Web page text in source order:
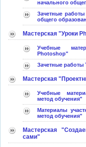
начального
Зачетные
общего
Мастерская "Уроки
Учебные
Photoshop"
Зачетные
Мастерская
Учебные
метод обучения"
Материалы
метод обучения"
Мастерская
сами"